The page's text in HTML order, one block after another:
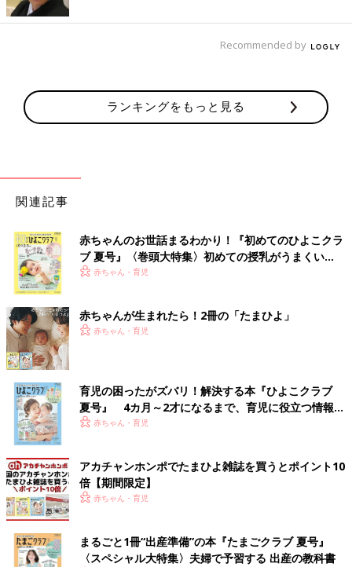
Recommended by
ランキングをもっと見る
関連記事
赤ちゃんのお世話まるわかり！『初めてのひよこクラ
ブ 夏号』〈巻頭大特集〉初めての授乳がうまくい
く！ おっぱい・ミルクの基本と夏のトラブル 解決テ
赤ちゃん・育児
赤ちゃんが生まれたら！2冊の「たまひよ」
赤ちゃん・育児
育児の困ったがズバリ！解決する本『ひよこクラブ
夏号』 4カ月～2才になるまで、育児に役立つ情報が
いっぱい！
赤ちゃん・育児
アカチャンホンポでたまひよ雑誌を買うとポイント10
倍【期間限定】
赤ちゃん・育児
まるごと1冊“出産準備”の本『たまごクラブ 夏号』
〈スペシャル大特集〉夫婦で予習する 出産の教科書